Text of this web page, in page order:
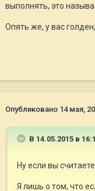
выполнять, это
Опять же, у вас
Опубликовано 14 мая,
В 14.05.2015 в
Ну если вы
Я лишь о том, что